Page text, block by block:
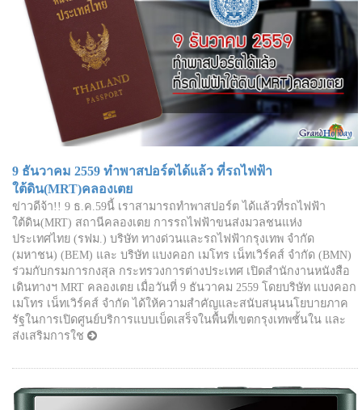
9 ธันวาคม 2559 ทำพาสปอร์ตได้แล้ว ที่รถไฟฟ้า
ใต้ดิน(MRT)คลองเตย
ข่าวดีจ้า!! 9 ธ.ค.59นี้ เราสามารถทำพาสปอร์ต ได้แล้วที่รถไฟฟ้า
ใต้ดิน(MRT) สถานีคลองเตย การรถไฟฟ้าขนส่งมวลชนแห่ง
ประเทศไทย (รฟม.) บริษัท ทางด่วนและรถไฟฟ้ากรุงเทพ จำกัด
(มหาชน) (BEM) และ บริษัท แบงคอก เมโทร เน็ทเวิร์คส์ จำกัด (BMN)
ร่วมกับกรมการกงสุล กระทรวงการต่างประเทศ เปิดสำนักงานหนังสือ
เดินทางฯ MRT คลองเตย เมื่อวันที่ 9 ธันวาคม 2559 โดยบริษัท แบงคอก
เมโทร เน็ทเวิร์คส์ จำกัด ได้ให้ความสำคัญและสนับสนุนนโยบายภาค
รัฐในการเปิดศูนย์บริการแบบเบ็ดเสร็จในพื้นที่เขตกรุงเทพชั้นใน และ
ส่งเสริมการใช